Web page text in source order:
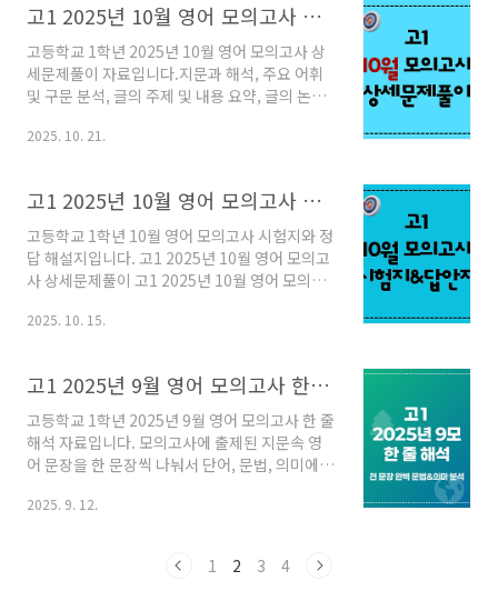
씩 꼼꼼하게 분석하고 이해하는 과정을 통해 영
어 독해 실력이 한층 높아지시길 응원하겠습니
다.[고1 2025년 10월 영어 모의고사 상세분석자
료 구매하기] 고1 2025년 10월 모의고사 지문상
세분석 (어휘 문법 의미 주제) - 쏠북고1 2025년
10월 모의고사 한 줄 해석 자료입니다. 독해 지문
고1 2025년 10월 영어 모의고사 상세문제풀이
고등학교 1학년 2025년 10월 영어 모의고사 상
세문제풀이 자료입니다.지문과 해석, 주요 어휘
및 구문 분석, 글의 주제 및 내용 요약, 글의 논리
자세한 설명을 정리한 자료입니다. 중간고사 시
월 영어 모의고사 상세문제풀이 구매하기] 고1
2025년 10월 모의고사 상세풀이해설 - 쏠북고1
2025년 10월 모의고사 상세 문제 풀이 해설집입
니다. 독해 지문, 해석, 주요 어휘 정리, 주요 문장
구문 분석, 글의 주제, 글의 구조, 정답 풀이 및 근
거, 선택지 해석 및 오답 풀이로 구성되어
2025. 10. 21.
고1 2025년 10월 영어 모의고사 시험지와 정답 해설지
고등학교 1학년 10월 영어 모의고사 시험지와 정
답 해설지입니다. 고1 2025년 10월 영어 모의고
사 상세문제풀이 고1 2025년 10월 영어 모의고
영어 모의고사 상세문제풀이 자료입니다.지문과
분석 등 최대한 자myenglishstory2.com
2025. 10. 15.
고1 2025년 9월 영어 모의고사 한 줄 해석 (단어 문법 의미 완전분석)
고등학교 1학년 2025년 9월 영어 모의고사 한 줄
해석 자료입니다. 모의고사에 출제된 지문속 영
어 문장을 한 문장씩 나눠서 단어, 문법, 의미에
료를 이용하여 독해 지문에 대한 이해도를 최대
줄해석 - 쏠북고1 2025년 9월 모의고사 한줄해
2025. 9. 12.
1 2 3 4